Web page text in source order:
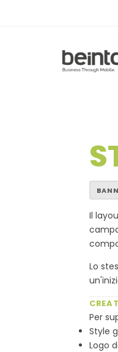
Il
Lo
Per
Style
Logo
Slot777 Online